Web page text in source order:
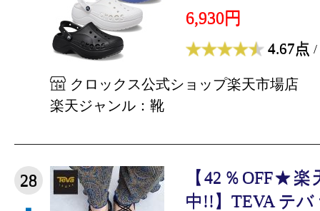
6,930円
4.67点 /
クロックス公式ショップ楽天市場店
楽天ジャンル：靴
28
【42％OFF★
中!!】TEVA テバ